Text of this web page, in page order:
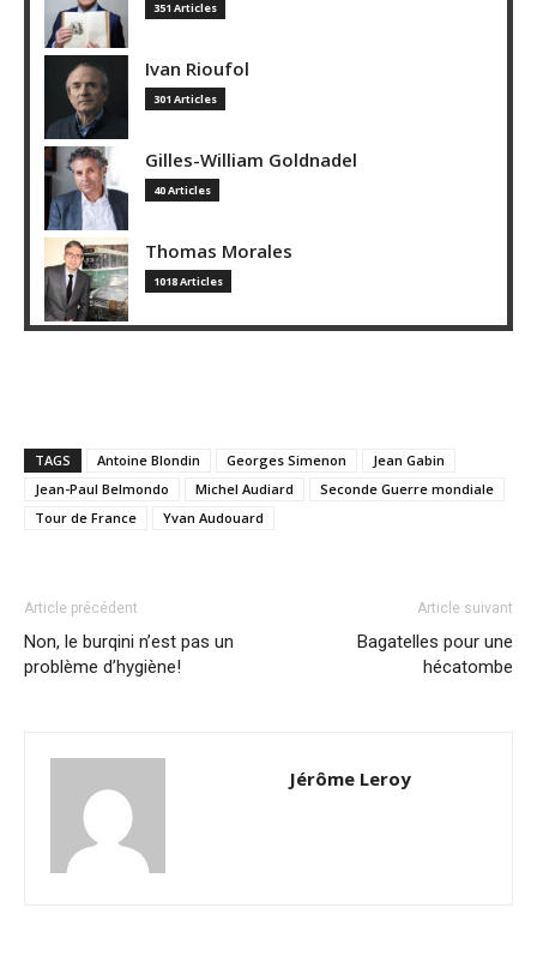
351 Articles
Ivan Rioufol
301 Articles
Gilles-William Goldnadel
40 Articles
Thomas Morales
1018 Articles
TAGS Antoine Blondin Georges Simenon
Jean Gabin
Jean-Paul Belmondo
Michel Audiard
Seconde Guerre mondiale
Tour de France
Yvan Audouard
Article précédent
Non, le burqini n’est pas un
problème d’hygiène!
Article suivant
Bagatelles pour une
hécatombe
Jérôme Leroy